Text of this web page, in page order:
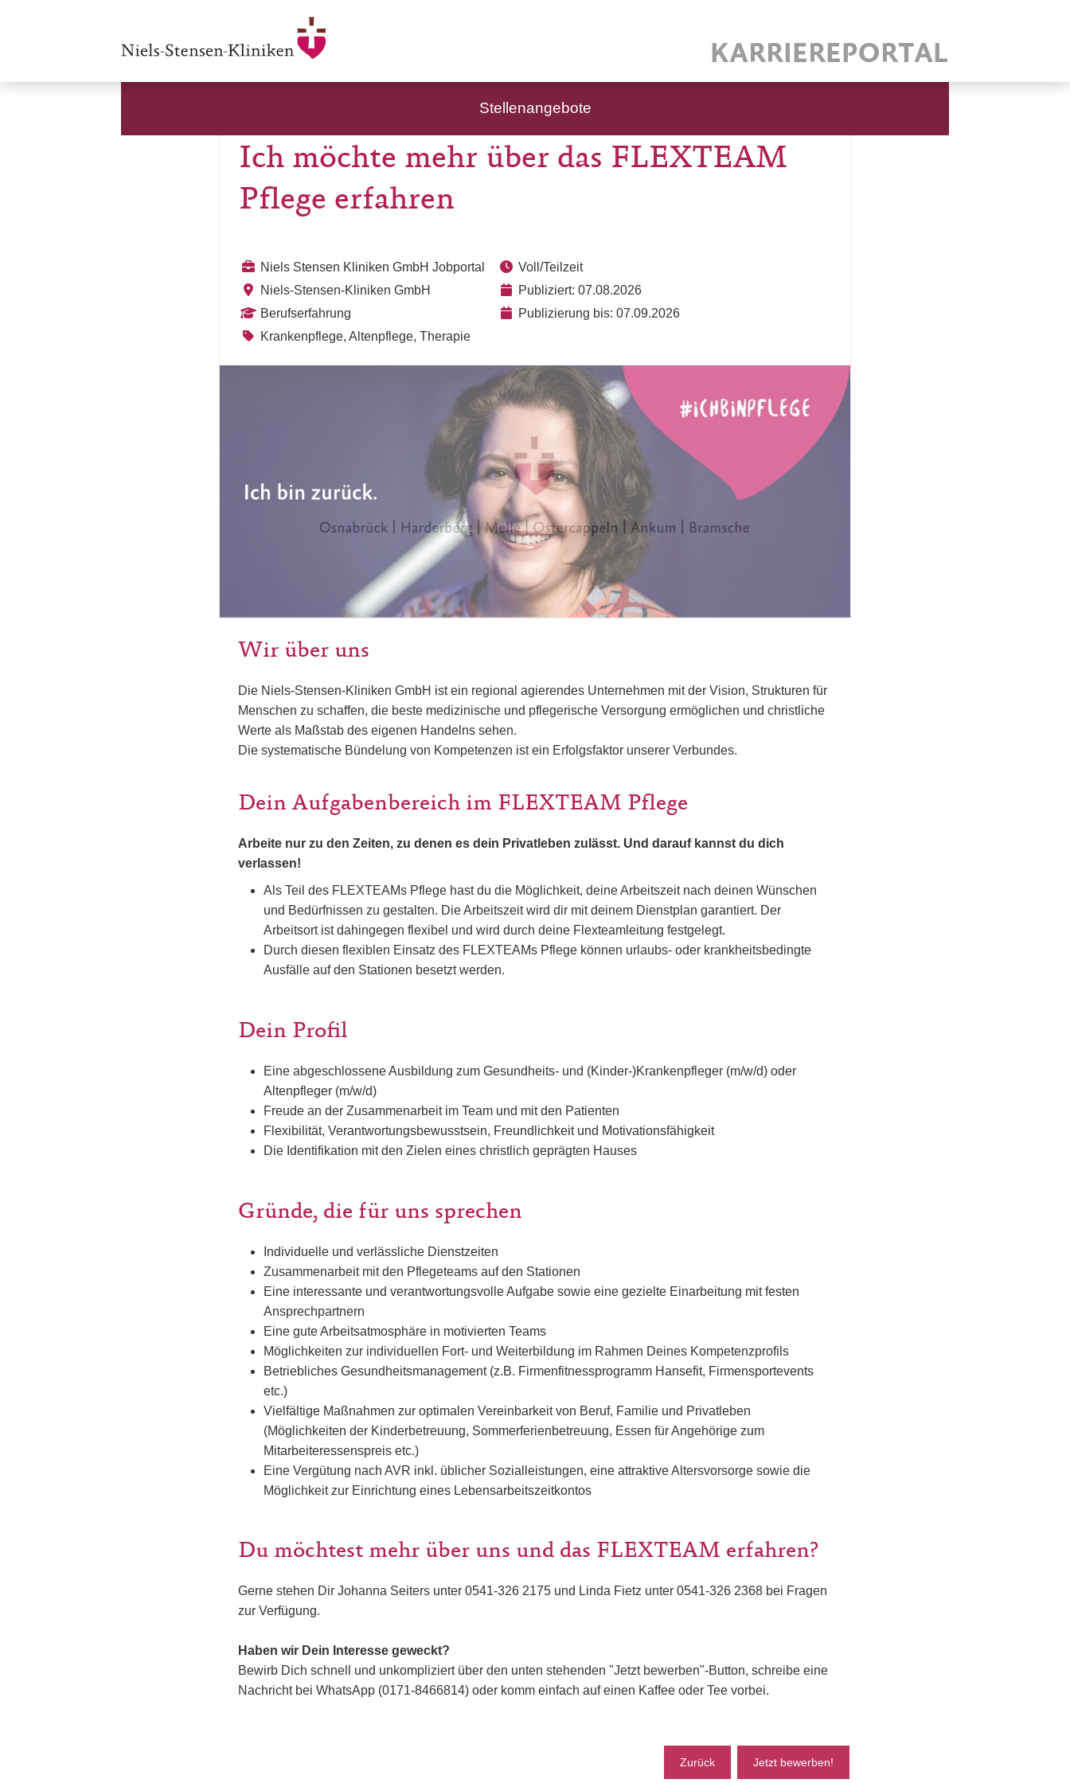
Stellenangebote
Ich möchte mehr über das FLEXTEAM
Pflege erfahren
Niels Stensen Kliniken GmbH Jobportal
Niels-Stensen-Kliniken GmbH
Berufserfahrung
Krankenpflege, Altenpflege, Therapie
Voll/Teilzeit
Publiziert: 07.08.2026
Publizierung bis: 07.09.2026
Wir über uns
Die Niels-Stensen-Kliniken GmbH ist ein regional agierendes Unternehmen mit der Vision, Strukturen für
Menschen zu schaffen, die beste medizinische und pflegerische Versorgung ermöglichen und christliche
Werte als Maßstab des eigenen Handelns sehen.
Die systematische Bündelung von Kompetenzen ist ein Erfolgsfaktor unserer Verbundes.
Dein Aufgabenbereich im FLEXTEAM Pflege
Arbeite nur zu den Zeiten, zu denen es dein Privatleben zulässt. Und darauf kannst du dich
verlassen!
Als Teil des FLEXTEAMs Pflege hast du die Möglichkeit, deine Arbeitszeit nach deinen Wünschen
und Bedürfnissen zu gestalten. Die Arbeitszeit wird dir mit deinem Dienstplan garantiert. Der
Arbeitsort ist dahingegen flexibel und wird durch deine Flexteamleitung festgelegt.
Durch diesen flexiblen Einsatz des FLEXTEAMs Pflege können urlaubs- oder krankheitsbedingte
Ausfälle auf den Stationen besetzt werden.
Dein Profil
Eine abgeschlossene Ausbildung zum Gesundheits- und (Kinder-)Krankenpfleger (m/w/d) oder
Altenpfleger (m/w/d)
Freude an der Zusammenarbeit im Team und mit den Patienten
Flexibilität, Verantwortungsbewusstsein, Freundlichkeit und Motivationsfähigkeit
Die Identifikation mit den Zielen eines christlich geprägten Hauses
Gründe, die für uns sprechen
Individuelle und verlässliche Dienstzeiten
Zusammenarbeit mit den Pflegeteams auf den Stationen
Eine interessante und verantwortungsvolle Aufgabe sowie eine gezielte Einarbeitung mit festen
Ansprechpartnern
Eine gute Arbeitsatmosphäre in motivierten Teams
Möglichkeiten zur individuellen Fort- und Weiterbildung im Rahmen Deines Kompetenzprofils
Betriebliches Gesundheitsmanagement (z.B. Firmenfitnessprogramm Hansefit, Firmensportevents
etc.)
Vielfältige Maßnahmen zur optimalen Vereinbarkeit von Beruf, Familie und Privatleben
(Möglichkeiten der Kinderbetreuung, Sommerferienbetreuung, Essen für Angehörige zum
Mitarbeiteressenspreis etc.)
Eine Vergütung nach AVR inkl. üblicher Sozialleistungen, eine attraktive Altersvorsorge sowie die
Möglichkeit zur Einrichtung eines Lebensarbeitszeitkontos
Du möchtest mehr über uns und das FLEXTEAM erfahren?
Gerne stehen Dir Johanna Seiters unter 0541-326 2175 und Linda Fietz unter 0541-326 2368 bei Fragen
zur Verfügung.
Haben wir Dein Interesse geweckt?
Bewirb Dich schnell und unkompliziert über den unten stehenden "Jetzt bewerben"-Button, schreibe eine
Nachricht bei WhatsApp (0171-8466814) oder komm einfach auf einen Kaffee oder Tee vorbei.
Zurück Jetzt bewerben!